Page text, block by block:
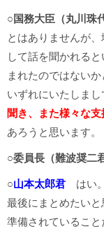
○国務大臣（丸川珠
とはありませんが
して話を聞かれる
まれたのではないか
いずれにいたしまし
聞き、また様々な
あろうと思います。
○委員長（難波奨二
○山本太郎君 はい。
最後にまとめたいと
準備されているこ